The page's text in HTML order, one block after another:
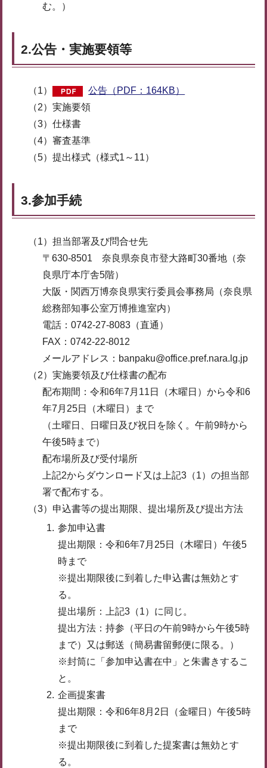
む。）
2.公告・実施要領等
（1）
公告（PDF：164KB）
（2）実施要領
（3）仕様書
（4）審査基準
（5）提出様式（様式1～11）
3.参加手続
（1）担当部署及び問合せ先
〒630-8501 奈良県奈良市登大路町30番地（奈
良県庁本庁舎5階）
大阪・関西万博奈良県実行委員会事務局（奈良県
総務部知事公室万博推進室内）
電話：0742-27-8083（直通）
FAX：0742-22-8012
メールアドレス：banpaku@office.pref.nara.lg.jp
（2）実施要領及び仕様書の配布
配布期間：令和6年7月11日（木曜日）から令和6
年7月25日（木曜日）まで
（土曜日、日曜日及び祝日を除く。午前9時から
午後5時まで）
配布場所及び受付場所
上記2からダウンロード又は上記3（1）の担当部
署で配布する。
（3）申込書等の提出期限、提出場所及び提出方法
参加申込書
提出期限：令和6年7月25日（木曜日）午後5
時まで
※提出期限後に到着した申込書は無効とす
る。
提出場所：上記3（1）に同じ。
提出方法：持参（平日の午前9時から午後5時
まで）又は郵送（簡易書留郵便に限る。）
※封筒に「参加申込書在中」と朱書きするこ
と。
企画提案書
提出期限：令和6年8月2日（金曜日）午後5時
まで
※提出期限後に到着した提案書は無効とす
る。